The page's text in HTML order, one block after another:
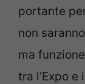
portante
non
ma
tra l’Expo